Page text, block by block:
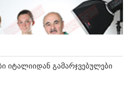
იტალიიდან გამარჯვებულები